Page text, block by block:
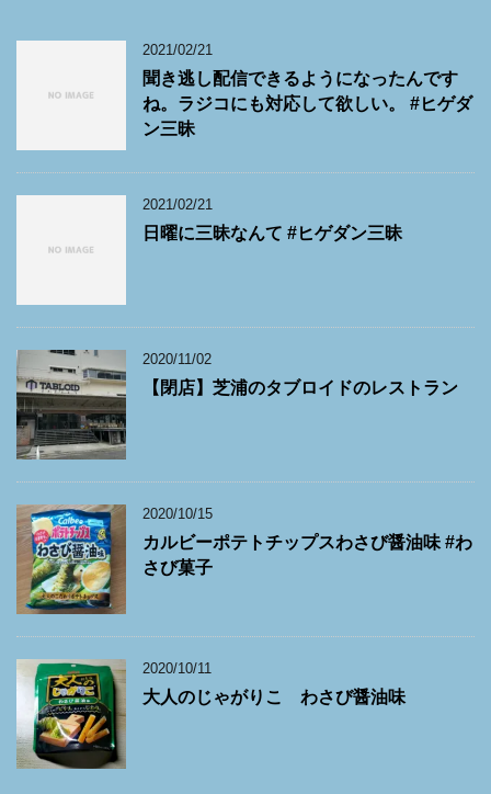
2021/02/21
聞き逃し配信できるようになったんです
ね。ラジコにも対応して欲しい。 #ヒゲダ
ン三昧
2021/02/21
日曜に三昧なんて #ヒゲダン三昧
2020/11/02
【閉店】芝浦のタブロイドのレストラン
2020/10/15
カルビーポテトチップスわさび醤油味 #わ
さび菓子
2020/10/11
大人のじゃがりこ わさび醤油味